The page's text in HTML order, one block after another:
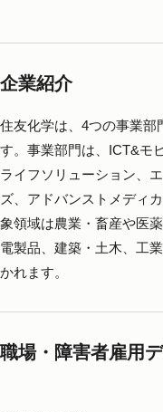
企業紹介
住友化学は、4つの事業部
す。事業部門は、ICT&モ
ライフソリューション、
ズ、アドバンストメディ
象領域は農業・畜産や医
電製品、建築・土木、工
かれます。
職場・障害者雇用